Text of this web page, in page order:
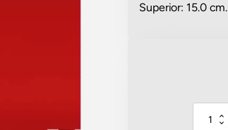
Superior: 15.0